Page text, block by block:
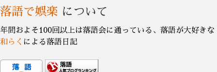
落語で娯楽 について
年間およそ100回以上は落語会に通っている、落語が大好きな
和らく による落語日記